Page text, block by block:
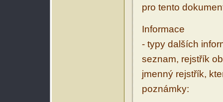
pro tento
Informace
- typy dalších
seznam, rejstřík
jmenný rejstřík,
poznámky: